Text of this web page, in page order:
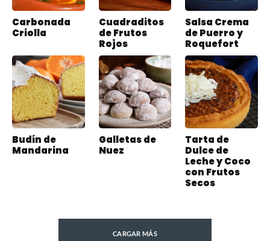
Carbonada
Criolla
Cuadraditos
de Frutos
Rojos
Salsa Crema
de Puerro y
Roquefort
Budín de
Mandarina
Galletas de
Nuez
Tarta de
Dulce de
Leche y Coco
con Frutos
Secos
CARGAR MÁS